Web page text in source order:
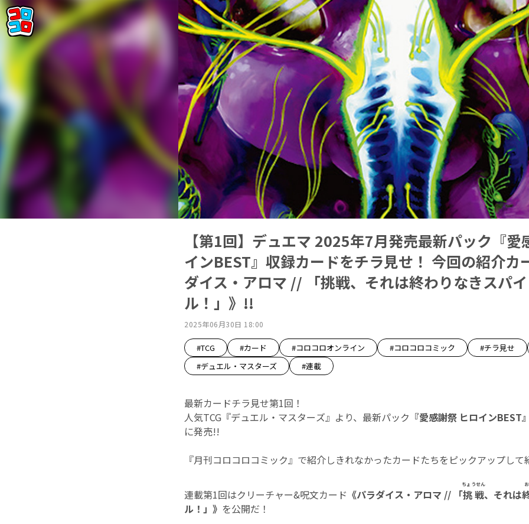
【第1回】デュエマ 2025年7月発売最新パック『愛
インBEST』収録カードをチラ見せ！ 今回の紹介カ
ダイス・アロマ // 「挑戦、それは終わりなきスパ
ル！」》!!
2025年06月30日 18:00
#TCG #カード #コロコロオンライン #コロコロコミック #チラ見せ
#デュエル・マスターズ
#連載
最新カードチラ見せ第1回！
人気TCG『デュエル・マスターズ』より、最新パック 『愛感謝祭 ヒロインBEST』
に発売!!
『月刊コロコロコミック』で紹介しきれなかったカードたちをピックアップし
連載第1回はクリーチャー&呪文カード 《パラダイス・アロマ // 「挑戦
ちょうせん
、それは
お
ル！」》 を公開だ！